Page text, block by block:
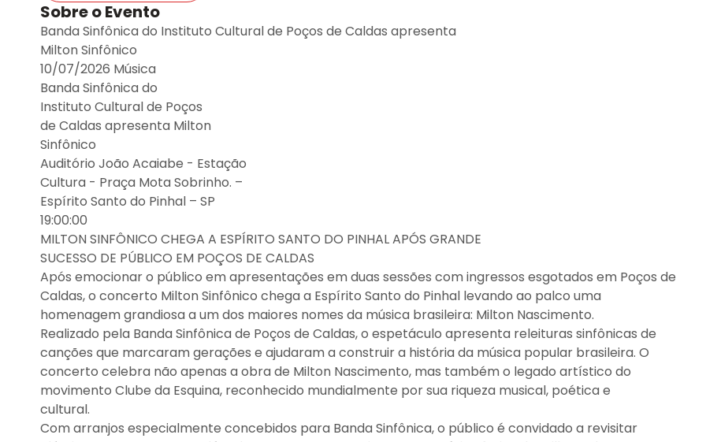
Sobre o Evento
Banda Sinfônica do Instituto Cultural de Poços de Caldas apresenta
Milton Sinfônico
10/07/2026 Música
Banda Sinfônica do
Instituto Cultural de Poços
de Caldas apresenta Milton
Sinfônico
Auditório João Acaiabe - Estação
Cultura - Praça Mota Sobrinho. –
Espírito Santo do Pinhal – SP
19:00:00
MILTON SINFÔNICO CHEGA A ESPÍRITO SANTO DO PINHAL APÓS GRANDE
SUCESSO DE PÚBLICO EM POÇOS DE CALDAS
Após emocionar o público em apresentações em duas sessões com ingressos esgotados em Poços de
Caldas, o concerto Milton Sinfônico chega a Espírito Santo do Pinhal levando ao palco uma
homenagem grandiosa a um dos maiores nomes da música brasileira: Milton Nascimento.
Realizado pela Banda Sinfônica de Poços de Caldas, o espetáculo apresenta releituras sinfônicas de
canções que marcaram gerações e ajudaram a construir a história da música popular brasileira. O
concerto celebra não apenas a obra de Milton Nascimento, mas também o legado artístico do
movimento Clube da Esquina, reconhecido mundialmente por sua riqueza musical, poética e
cultural.
Com arranjos especialmente concebidos para Banda Sinfônica, o público é convidado a revisitar